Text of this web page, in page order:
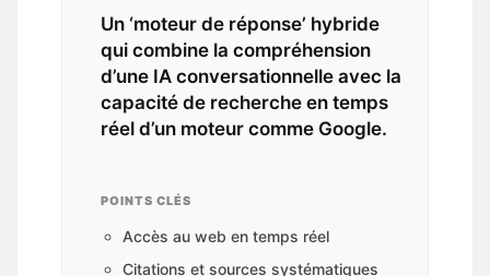
Un ‘moteur de réponse’ hybride
qui combine la compréhension
d’une IA conversationnelle avec la
capacité de recherche en temps
réel d’un moteur comme Google.
POINTS CLÉS
Accès au web en temps réel
Citations et sources systématiques